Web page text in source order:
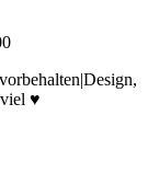
|Design,
♥